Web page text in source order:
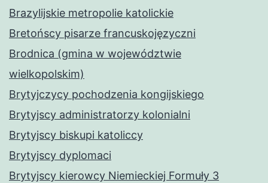
Brazylijskie metropolie katolickie
Bretońscy pisarze francuskojęzyczni
Brodnica (gmina w województwie
wielkopolskim)
Brytyjczycy pochodzenia kongijskiego
Brytyjscy administratorzy kolonialni
Brytyjscy biskupi katoliccy
Brytyjscy dyplomaci
Brytyjscy kierowcy Niemieckiej Formuły 3